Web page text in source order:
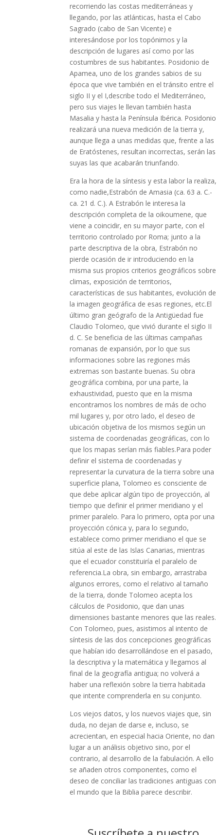
recorriendo las costas mediterráneas y
llegando, por las atlánticas, hasta el Cabo
Sagrado (cabo de San Vicente) e
interesándose por los topónimos y la
descripción de lugares así como por las
costumbres de sus habitantes. Posidonio de
Apamea, uno de los grandes sabios de su
época que vive también en el tránsito entre el
siglo II y el I,describe todo el Mediterráneo,
pero sus viajes le llevan también hasta
Masalia y hasta la Península Ibérica. Posidonio
realizará una nueva medición de la tierra y,
aunque llega a unas medidas que, frente a las
de Eratóstenes, resultan incorrectas, serán las
suyas las que acabarán triunfando.
Era la hora de la síntesis y esta labor la realiza,
como nadie,Estrabón de Amasia (ca. 63 a. C.-
ca. 21 d. C.). A Estrabón le interesa la
descripción completa de la oikoumene, que
viene a coincidir, en su mayor parte, con el
territorio controlado por Roma; junto a la
parte descriptiva de la obra, Estrabón no
pierde ocasión de ir introduciendo en la
misma sus propios criterios geográficos sobre
climas, exposición de territorios,
características de sus habitantes, evolución de
la imagen geográfica de esas regiones, etc.El
último gran geógrafo de la Antigüedad fue
Claudio Tolomeo, que vivió durante el siglo II
d. C. Se beneficia de las últimas campañas
romanas de expansión, por lo que sus
informaciones sobre las regiones más
extremas son bastante buenas. Su obra
geográfica combina, por una parte, la
exhaustividad, puesto que en la misma
encontramos los nombres de más de ocho
mil lugares y, por otro lado, el deseo de
ubicación objetiva de los mismos según un
sistema de coordenadas geográficas, con lo
que los mapas serían más fiables.Para poder
definir el sistema de coordenadas y
representar la curvatura de la tierra sobre una
superficie plana, Tolomeo es consciente de
que debe aplicar algún tipo de proyección, al
tiempo que definir el primer meridiano y el
primer paralelo. Para lo primero, opta por una
proyección cónica y, para lo segundo,
establece como primer meridiano el que se
sitúa al este de las Islas Canarias, mientras
que el ecuador constituiría el paralelo de
referencia.La obra, sin embargo, arrastraba
algunos errores, como el relativo al tamaño
de la tierra, donde Tolomeo acepta los
cálculos de Posidonio, que dan unas
dimensiones bastante menores que las reales.
Con Tolomeo, pues, asistimos al intento de
síntesis de las dos concepciones geográficas
que habían ido desarrollándose en el pasado,
la descriptiva y la matemática y llegamos al
final de la geografía antigua; no volverá a
haber una reflexión sobre la tierra habitada
que intente comprenderla en su conjunto.
Los viejos datos, y los nuevos viajes que, sin
duda, no dejan de darse e, incluso, se
acrecientan, en especial hacia Oriente, no dan
lugar a un análisis objetivo sino, por el
contrario, al desarrollo de la fabulación. A ello
se añaden otros componentes, como el
deseo de conciliar las tradiciones antiguas con
el mundo que la Biblia parece describir.